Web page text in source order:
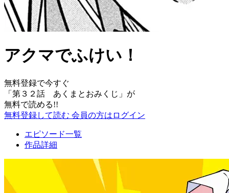
アクマでふけい！
無料登録で今すぐ
「 第３２話 あくまとおみくじ 」が
無料で読める!!
無料登録して読む 会員の方はログイン
エピソード一覧
作品詳細